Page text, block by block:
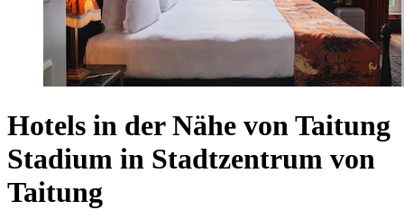
Hotels in der Nähe von Taitung
Stadium in Stadtzentrum von
Taitung